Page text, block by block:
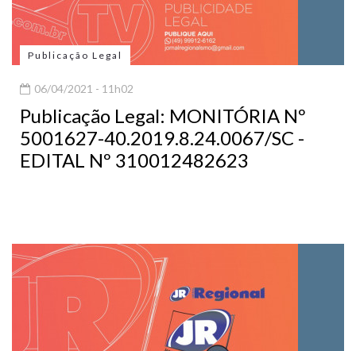
Publicação Legal
06/04/2021 - 11h02
Publicação Legal: MONITÓRIA Nº
5001627-40.2019.8.24.0067/SC -
EDITAL Nº 310012482623